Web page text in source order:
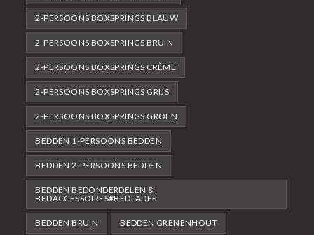
2-PERSOONS BOXSPRINGS BLAUW
2-PERSOONS BOXSPRINGS BRUIN
2-PERSOONS BOXSPRINGS CRÈME
2-PERSOONS BOXSPRINGS GRIJS
2-PERSOONS BOXSPRINGS GROEN
BEDDEN 1-PERSOONS BEDDEN
BEDDEN 2-PERSOONS BEDDEN
BEDDEN BEDONDERDELEN &
BEDACCESSOIRES#BEDLADES
BEDDEN BRUIN BEDDEN GRENENHOUT